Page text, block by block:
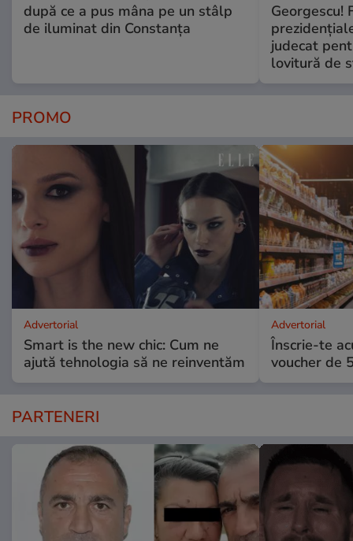
după ce a pus mâna pe un stâlp
de iluminat din Constanța
Georgescu!
judecat
lovitură de
PROMO
Advertorial
Smart is the new chic: Cum ne
ajută tehnologia să ne reinventăm
Advertorial
Înscrie-te
voucher de
PARTENERI